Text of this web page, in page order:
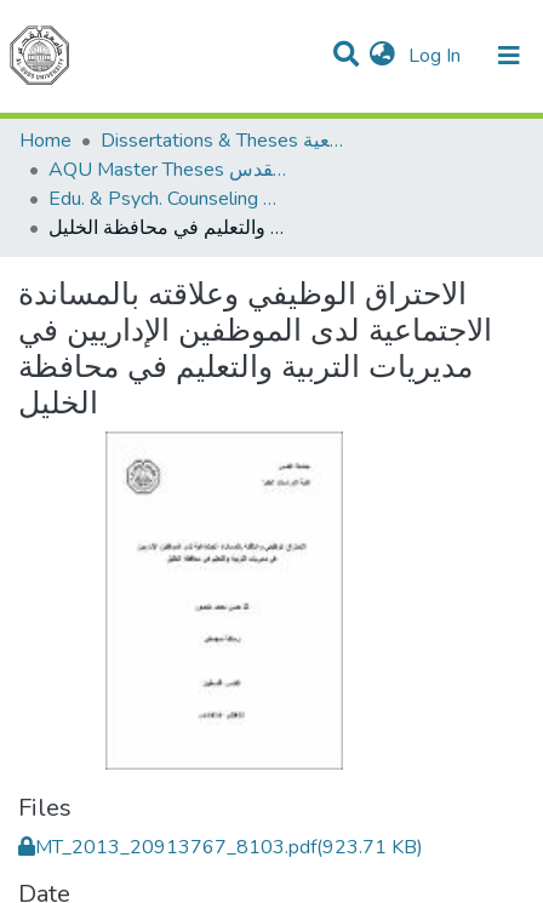
Log In (current)
Communities & Collections
All of DSpace
Home
Dissertations & Theses الرسائل الجامعية
AQU Master Theses الرسائل الجامعية الخاصة بجامعة القدس
Edu. & Psych. Counseling الإرشاد النفسي والتربوي
الاحتراق الوظيفي وعلاقته بالمساندة الاجتماعية لدى الموظفين الإداريين في مديريات التربية والتعليم في محافظة الخليل
الاحتراق الوظيفي وعلاقته بالمساندة
الاجتماعية لدى الموظفين الإداريين في
مديريات التربية والتعليم في محافظة
الخليل
Files
MT_2013_20913767_8103.pdf(923.71 KB)
Date